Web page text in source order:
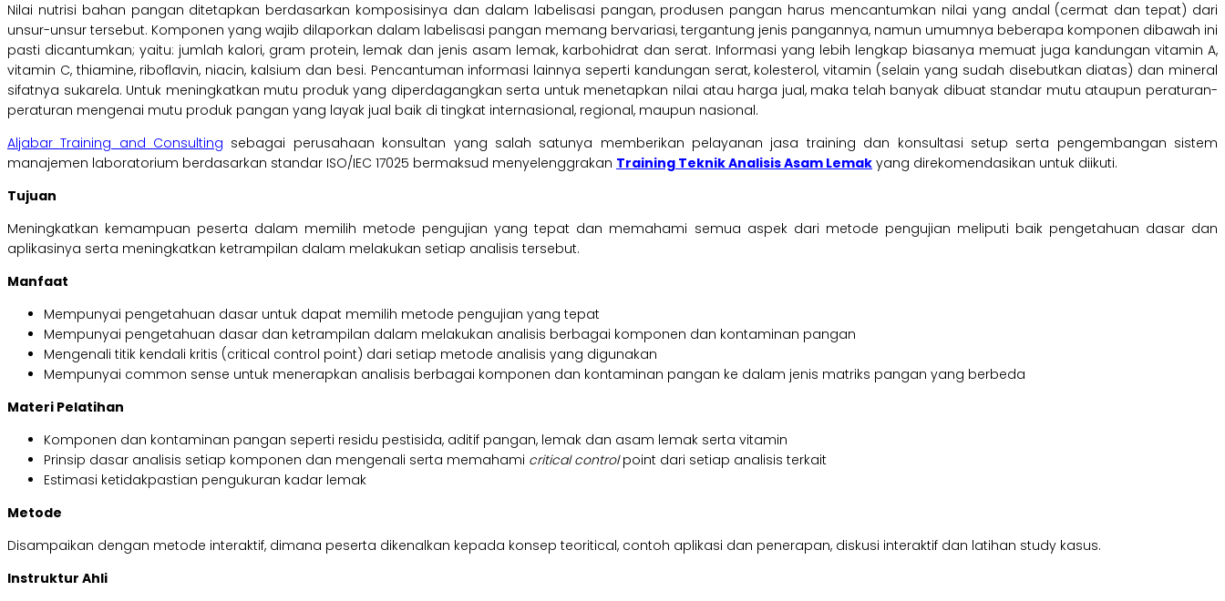
Nilai nutrisi bahan pangan ditetapkan berdasarkan komposisinya dan dalam labelisasi pangan, produsen pangan harus mencantumkan nilai yang andal (cermat dan tepat) dari
unsur-unsur tersebut. Komponen yang wajib dilaporkan dalam labelisasi pangan memang bervariasi, tergantung jenis pangannya, namun umumnya beberapa komponen dibawah ini
pasti dicantumkan; yaitu: jumlah kalori, gram protein, lemak dan jenis asam lemak, karbohidrat dan serat. Informasi yang lebih lengkap biasanya memuat juga kandungan vitamin A,
vitamin C, thiamine, riboflavin, niacin, kalsium dan besi. Pencantuman informasi lainnya seperti kandungan serat, kolesterol, vitamin (selain yang sudah disebutkan diatas) dan mineral
sifatnya sukarela. Untuk meningkatkan mutu produk yang diperdagangkan serta untuk menetapkan nilai atau harga jual, maka telah banyak dibuat standar mutu ataupun peraturan-
peraturan mengenai mutu produk pangan yang layak jual baik di tingkat internasional, regional, maupun nasional.
Aljabar Training and Consulting sebagai perusahaan konsultan yang salah satunya memberikan pelayanan jasa training dan konsultasi setup serta pengembangan sistem
manajemen laboratorium berdasarkan standar ISO/IEC 17025 bermaksud menyelenggrakan Training Teknik Analisis Asam Lemak yang direkomendasikan untuk diikuti.
Tujuan
Meningkatkan kemampuan peserta dalam memilih metode pengujian yang tepat dan memahami semua aspek dari metode pengujian meliputi baik pengetahuan dasar dan
aplikasinya serta meningkatkan ketrampilan dalam melakukan setiap analisis tersebut.
Manfaat
Mempunyai pengetahuan dasar untuk dapat memilih metode pengujian yang tepat
Mempunyai pengetahuan dasar dan ketrampilan dalam melakukan analisis berbagai komponen dan kontaminan pangan
Mengenali titik kendali kritis (critical control point) dari setiap metode analisis yang digunakan
Mempunyai common sense untuk menerapkan analisis berbagai komponen dan kontaminan pangan ke dalam jenis matriks pangan yang berbeda
Materi Pelatihan
Komponen dan kontaminan pangan seperti residu pestisida, aditif pangan, lemak dan asam lemak serta vitamin
Prinsip dasar analisis setiap komponen dan mengenali serta memahami critical controlpoint dari setiap analisis terkait
Estimasi ketidakpastian pengukuran kadar lemak
Metode
Disampaikan dengan metode interaktif, dimana peserta dikenalkan kepada konsep teoritical, contoh aplikasi dan penerapan, diskusi interaktif dan latihan study kasus.
Instruktur Ahli